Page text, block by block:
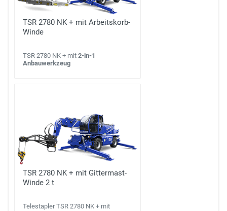
TSR 2780 NK + mit Arbeitskorb-
Winde
TSR 2780 NK + mit 2-in-1
Anbauwerkzeug
TSR 2780 NK + mit Gittermast-
Winde 2 t
Telestapler TSR 2780 NK + mit